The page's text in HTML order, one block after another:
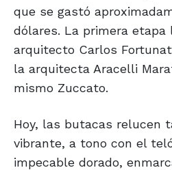
que se gastó
dólares. La primera etapa
arquitecto Carlos
la arquitecta Aracelli
mismo Zuccato.
Hoy, las butacas relucen
vibrante, a tono con el
impecable dorado,